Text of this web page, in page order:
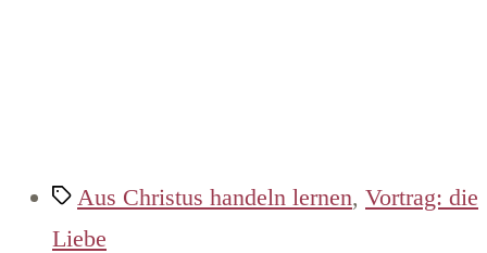
Schlagwörter
Aus Christus handeln lernen, Vortrag: die
Liebe